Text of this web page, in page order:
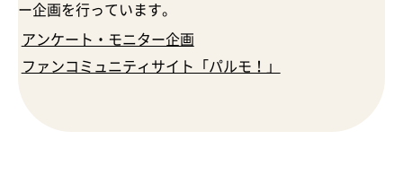
ー企画を行っています。
アンケート・モニター企画
ファンコミュニティサイト「パルモ！」